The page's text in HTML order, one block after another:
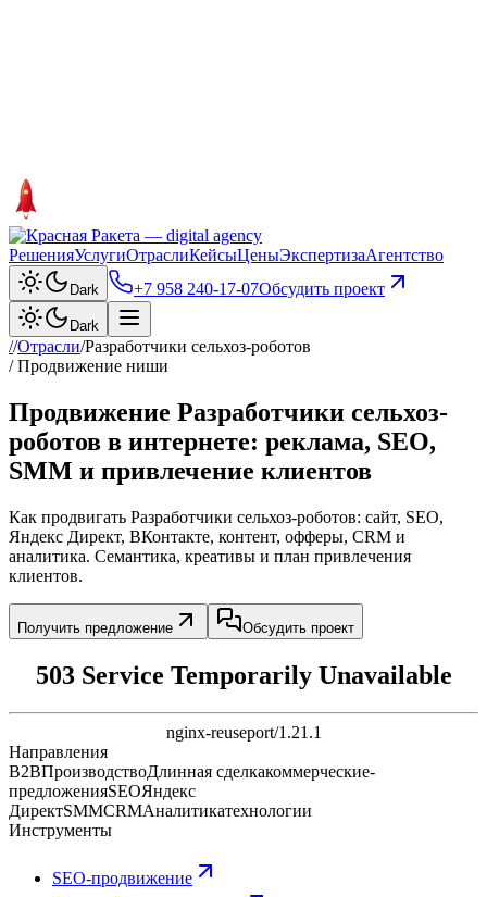
РешенияУслугиОтраслиКейсыЦеныЭкспертизаАгентство
Dark +7 958 240‑17‑07Обсудить проект
Dark
//Отрасли/Разработчики сельхоз-роботов
/ Продвижение ниши
Продвижение Разработчики сельхоз-
роботов в интернете: реклама, SEO,
SMM и привлечение клиентов
Как продвигать Разработчики сельхоз-роботов: сайт, SEO,
Яндекс Директ, ВКонтакте, контент, офферы, CRM и
аналитика. Семантика, креативы и план привлечения
клиентов.
Получить предложение Обсудить проект
503 Service Temporarily Unavailable
nginx-reuseport/1.21.1
Направления
B2BПроизводствоДлинная сделкакоммерческие-
предложенияSEOЯндекс
ДиректSMMCRMАналитикатехнологии
Инструменты
SEO-продвижение